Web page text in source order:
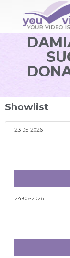
Showlist
23-05-2026
24-05-2026